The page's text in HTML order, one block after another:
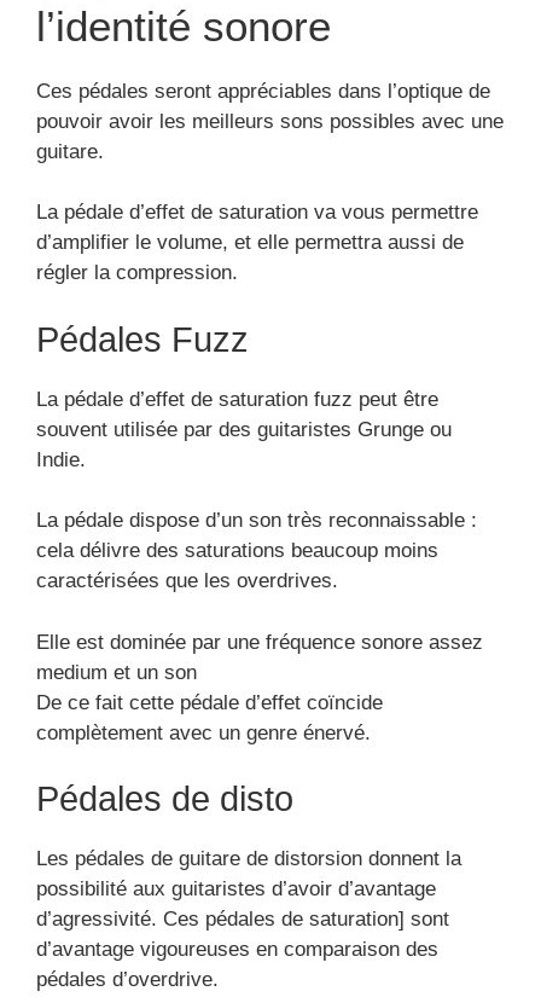
l’identité sonore
Ces pédales seront appréciables dans l’optique de
pouvoir avoir les meilleurs sons possibles avec une
guitare.
La pédale d’effet de saturation va vous permettre
d’amplifier le volume, et elle permettra aussi de
régler la compression.
Pédales Fuzz
La pédale d’effet de saturation fuzz peut être
souvent utilisée par des guitaristes Grunge ou
Indie.
La pédale dispose d’un son très reconnaissable :
cela délivre des saturations beaucoup moins
caractérisées que les overdrives.
Elle est dominée par une fréquence sonore assez
medium et un son
De ce fait cette pédale d’effet coïncide
complètement avec un genre énervé.
Pédales de disto
Les pédales de guitare de distorsion donnent la
possibilité aux guitaristes d’avoir d’avantage
d’agressivité. Ces pédales de saturation] sont
d’avantage vigoureuses en comparaison des
pédales d’overdrive.